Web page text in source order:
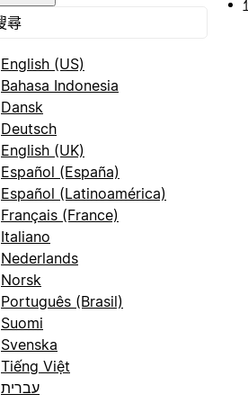
English (US)
Bahasa Indonesia
Dansk
Deutsch
English (UK)
Español (España)
Español (Latinoamérica)
Français (France)
Italiano
Nederlands
Norsk
Português (Brasil)
Suomi
Svenska
Tiếng Việt
עברית